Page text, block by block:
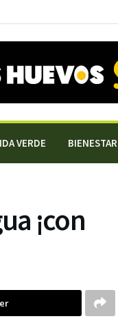
VERDE BIENESTAR
¡con